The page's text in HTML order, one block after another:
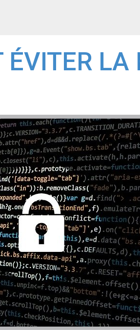
LA